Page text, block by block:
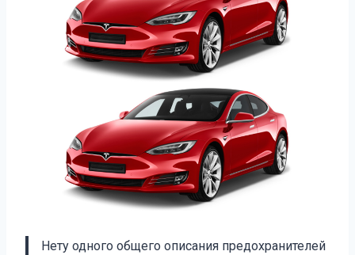
Нету одного общего описания предохранителей